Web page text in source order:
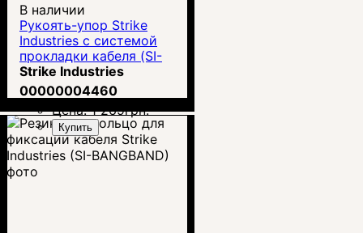
В наличии
Рукоять-упор Strike
Industries с системой
прокладки кабеля (SI-
AR-HSFG)
Strike Industries
00000004460
Цена:1 269грн.
Купить